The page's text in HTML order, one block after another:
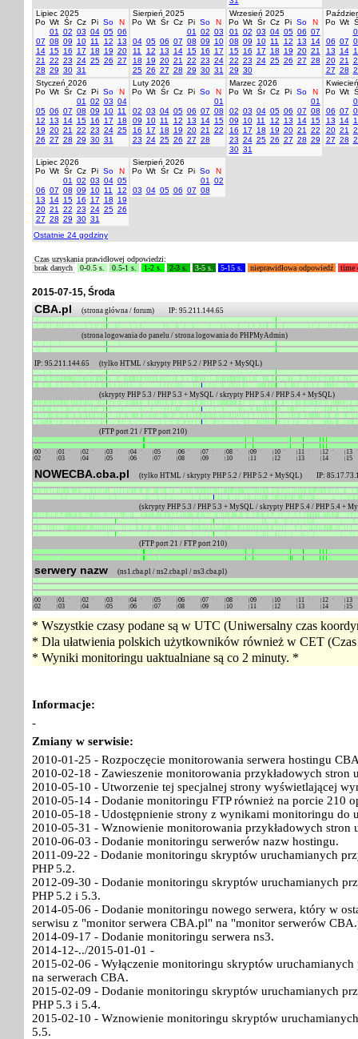
Lipiec 2025
Po Wt Śr Cz Pi So
N
01
02 03 04 05 06
07 08 09 10 11 12
13
14 15 16 17 18 19 20
21
22 23 24 25 26 27
28 29 30 31
Sierpień 2025
Po Wt Śr Cz Pi So
N
01
02 03
04 05 06 07 08 09
10
11
12 13 14 15 16
17
18
19 20 21 22 23 24
25 26 27 28 29 30 31
Wrzesień 2025
Po Wt Śr Cz Pi So
N
01
02 03 04 05 06 07
08 09 10 11 12 13
14
15 16 17 18 19 20 21
22 23 24 25 26 27 28
29 30
Po Wt
06 07
13
14
20 21
27 28
Styczeń 2026
Po Wt Śr Cz Pi So
N
01
02 03 04
05 06 07 08 09 10 11
12
13 14 15 16 17
18
19 20 21 22 23 24 25
26 27 28 29 30 31
Luty 2026
Po Wt Śr Cz Pi So
N
01
02 03 04 05 06 07 08
09
10 11 12 13 14 15
16
17 18 19 20 21
22
23 24 25 26 27 28
Marzec 2026
Po Wt Śr Cz Pi So
N
01
02 03 04 05 06 07 08
09
10 11 12 13 14 15
16
17 18 19 20 21
22
23 24 25 26 27 28 29
30 31
Po Wt
06 07
13
14
20 21
27 28
Lipiec 2026
Po Wt Śr Cz Pi So
N
01
02 03 04 05
06 07 08 09 10 11
12
13
14 15 16 17 18
19
20 21 22 23 24 25 26
27 28 29 30 31
Sierpień 2026
Po Wt Śr Cz Pi So
N
01
02
03 04 05 06 07 08
Ostatnie 24 godziny
Czas uzyskania prawidłowej odpowiedzi:
brak danych
0-0.5 s. 0.5-1 s. 1-2 s. 2-3 s. 3-5 s. 5-15 s. nieprawidłowa odpowiedź time
2015-07-15, Środa
CBA.pl (strona główna / forum) IP: 95.211.144.65
(strona logowania do panelu / strona logowania do PHPMyAdmin)
IP: 95.211.144.65 (tylko HTML / skrypty PHP 5.2 / PHP 5.2 + MySQL)
(skrypty PHP 5.3 / PHP 5.3 + MySQL / skrypty PHP 5.4 / PHP 5.4 + MySQL)
(FTP port 21 / FTP port 210)
NOWECBA.cba.pl (tylko HTML / skrypty PHP 5.2 / PHP 5.2 + MySQL) IP:
(skrypty PHP 5.3 / PHP 5.3 + MySQL / skrypty PHP 5.4 / PHP 5.4 +
(FTP port 21 / FTP port 210)
serwery nazw (ns1.cba.pl / ns2.cba.pl / ns3.cba.pl)
00 01 02 03 04 05 06 07 08 09 10 11 12
13
02
03 04 05 06 07 08 09 10 11 12 13 14 15
00 01 02 03 04 05 06 07 08 09 10 11 12
13
02
03 04 05 06 07 08 09 10 11 12 13 14 15
* Wszystkie czasy podane są w UTC (Uniwersalny czas
* Dla ułatwienia polskich użytkowników również w CET
* Wyniki monitoringu uaktualniane są co 2 minuty. *
Informacje:
-
Zmiany w serwisie:
2010-01-25 - Rozpoczęcie monitorowania serwera hostingu
2010-02-18 - Zawieszenie monitorowania przykładowych
2010-05-10 - Utworzenie tej specjalnej strony wyświetlającej
2010-05-14 - Dodanie monitoringu FTP również na porcie 210
2010-05-18 - Udostępnienie strony z wynikami monitoringu do
2010-05-31 - Wznowienie monitorowania przykładowych
2010-06-03 - Dodanie monitoringu serwerów nazw hostingu.
2011-09-22 - Dodanie monitoringu skryptów uruchamianych
PHP 5.2.
2012-09-30 - Dodanie monitoringu skryptów uruchamianych
PHP 5.2 i 5.3.
2014-05-06 - Dodanie monitoringu nowego serwera, który w
serwisu z "monitor serwera CBA.pl" na "monitor serwerów
2014-09-17 - Dodanie monitoringu serwera ns3.
2014-12-../2015-01-01 -
2015-02-06 - Wyłączenie monitoringu skryptów uruchamianych
na serwerach CBA.
2015-02-09 - Dodanie monitoringu skryptów uruchamianych
PHP 5.3 i 5.4.
2015-02-10 - Wznowienie monitoringu skryptów
5.5.